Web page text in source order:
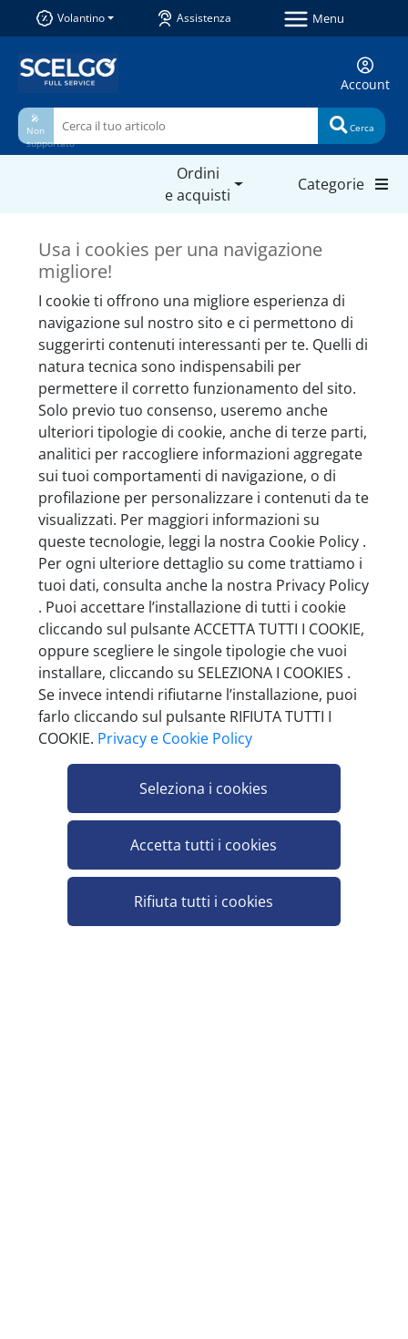
Usa i cookies per una navigazione
migliore!
I cookie ti offrono una migliore esperienza di
navigazione sul nostro sito e ci permettono di
suggerirti contenuti interessanti per te. Quelli di
natura tecnica sono indispensabili per
permettere il corretto funzionamento del sito.
Solo previo tuo consenso, useremo anche
ulteriori tipologie di cookie, anche di terze parti,
analitici per raccogliere informazioni aggregate
sui tuoi comportamenti di navigazione, o di
profilazione per personalizzare i contenuti da te
visualizzati. Per maggiori informazioni su
queste tecnologie, leggi la nostra Cookie Policy .
Per ogni ulteriore dettaglio su come trattiamo i
tuoi dati, consulta anche la nostra Privacy Policy
. Puoi accettare l’installazione di tutti i cookie
cliccando sul pulsante ACCETTA TUTTI I COOKIE,
oppure scegliere le singole tipologie che vuoi
installare, cliccando su SELEZIONA I COOKIES .
Se invece intendi rifiutarne l’installazione, puoi
farlo cliccando sul pulsante RIFIUTA TUTTI I
COOKIE. Privacy e Cookie Policy
Seleziona i cookies
Accetta tutti i cookies
Rifiuta tutti i cookies
Volantino Assistenza Menu
Account
🎤
Non
supportato
Cerca
Ordini
e acquisti
Categorie
Prodotti simili da non
perdere
ILSA MORSA STRINGI PROSCIUTTO INOX
BASE IN PIETRA 25X45X H18CM
Minimo vendita 1
SANELLI AMBROGIO TAGLIARICCI INOX
Minimo vendita 1